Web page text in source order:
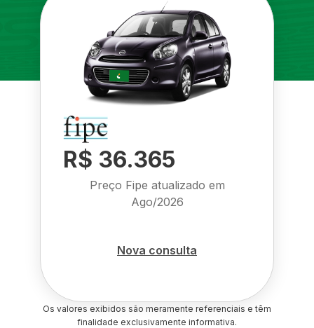
R$ 36.365
Preço Fipe atualizado em
Ago/2026
Nova consulta
Os valores exibidos são meramente referenciais e têm
finalidade exclusivamente informativa.